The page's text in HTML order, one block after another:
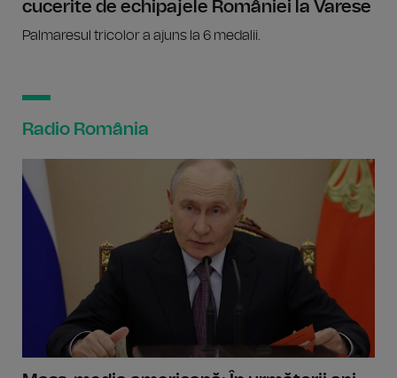
cucerite de echipajele României la Varese
Palmaresul tricolor a ajuns la 6 medalii.
Radio România